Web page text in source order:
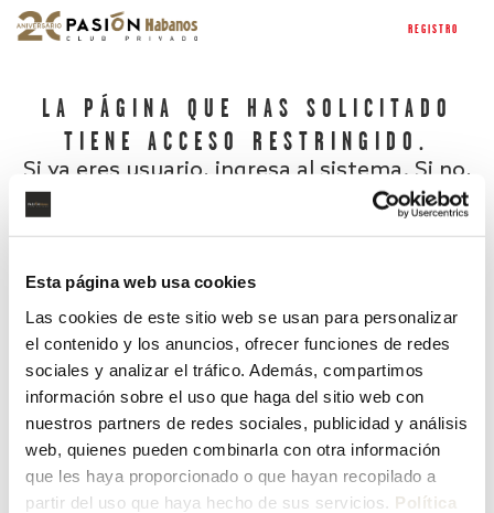
Esta página web usa cookies
Las cookies de este sitio web se usan para personalizar
el contenido y los anuncios, ofrecer funciones de redes
sociales y analizar el tráfico. Además, compartimos
información sobre el uso que haga del sitio web con
nuestros partners de redes sociales, publicidad y análisis
web, quienes pueden combinarla con otra información
que les haya proporcionado o que hayan recopilado a
partir del uso que haya hecho de sus servicios. Política
REGISTRO
LA PÁGINA QUE HAS SOLICITADO
TIENE ACCESO RESTRINGIDO.
Si ya eres usuario, ingresa al sistema. Si no,
¿Has olvidado tu contraseña?